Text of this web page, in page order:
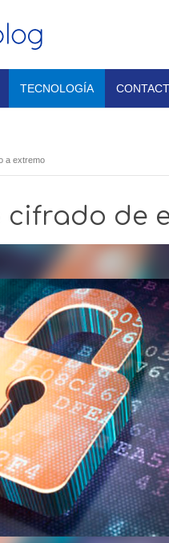
TECNOLOGÍA
a extremo
cifrado de